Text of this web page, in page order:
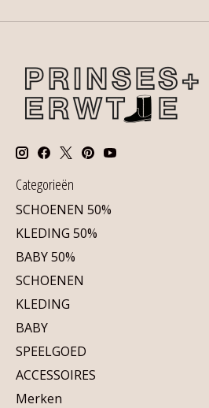
Categorieën
SCHOENEN 50%
KLEDING 50%
BABY 50%
SCHOENEN
KLEDING
BABY
SPEELGOED
ACCESSOIRES
Merken